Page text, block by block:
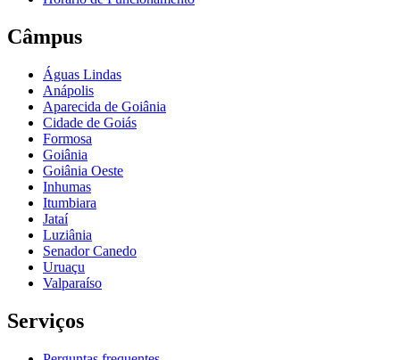
Câmpus
Águas Lindas
Anápolis
Aparecida de Goiânia
Cidade de Goiás
Formosa
Goiânia
Goiânia Oeste
Inhumas
Itumbiara
Jataí
Luziânia
Senador Canedo
Uruaçu
Valparaíso
Serviços